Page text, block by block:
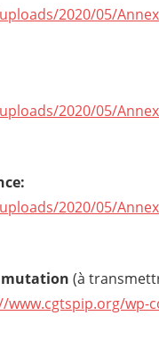
2020/05/
2020/05/
2020/05/
mutation (à
www.cgtspip.org/wp-